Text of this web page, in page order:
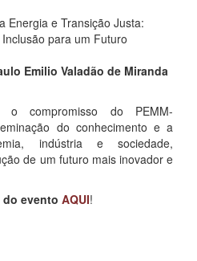
Energia e Transição Justa:
para um Futuro
Emilio Valadão de Miranda
o compromisso do PEMM-
do conhecimento e a
indústria e sociedade,
de um futuro mais inovador e
evento AQUI!